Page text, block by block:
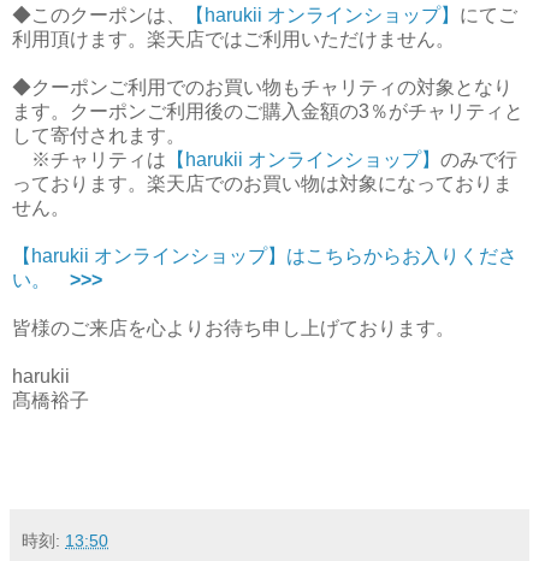
◆このクーポンは、 【harukii オンラインショップ】 にてご
利用頂けます。楽天店ではご利用いただけません。
◆クーポンご利用でのお買い物もチャリティの対象となり
ます。クーポンご利用後のご購入金額の3％がチャリティと
して寄付されます。
※チャリティは 【harukii オンラインショップ】 のみで行
っております。楽天店でのお買い物は対象になっておりま
せん。
【harukii オンラインショップ】はこちらからお入りくださ
い。 >>>
皆様のご来店を心よりお待ち申し上げております。
harukii
髙橋裕子
時刻: 13:50